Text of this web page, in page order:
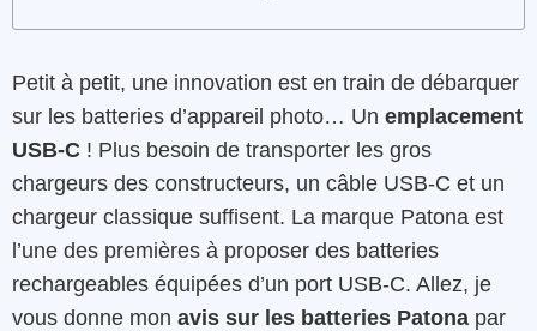
Petit à petit, une innovation est en train de débarquer
sur les batteries d’appareil photo… Un emplacement
USB-C ! Plus besoin de transporter les gros
chargeurs des constructeurs, un câble USB-C et un
chargeur classique suffisent. La marque Patona est
l’une des premières à proposer des batteries
rechargeables équipées d’un port USB-C. Allez, je
vous donne mon avis sur les batteries Patona par